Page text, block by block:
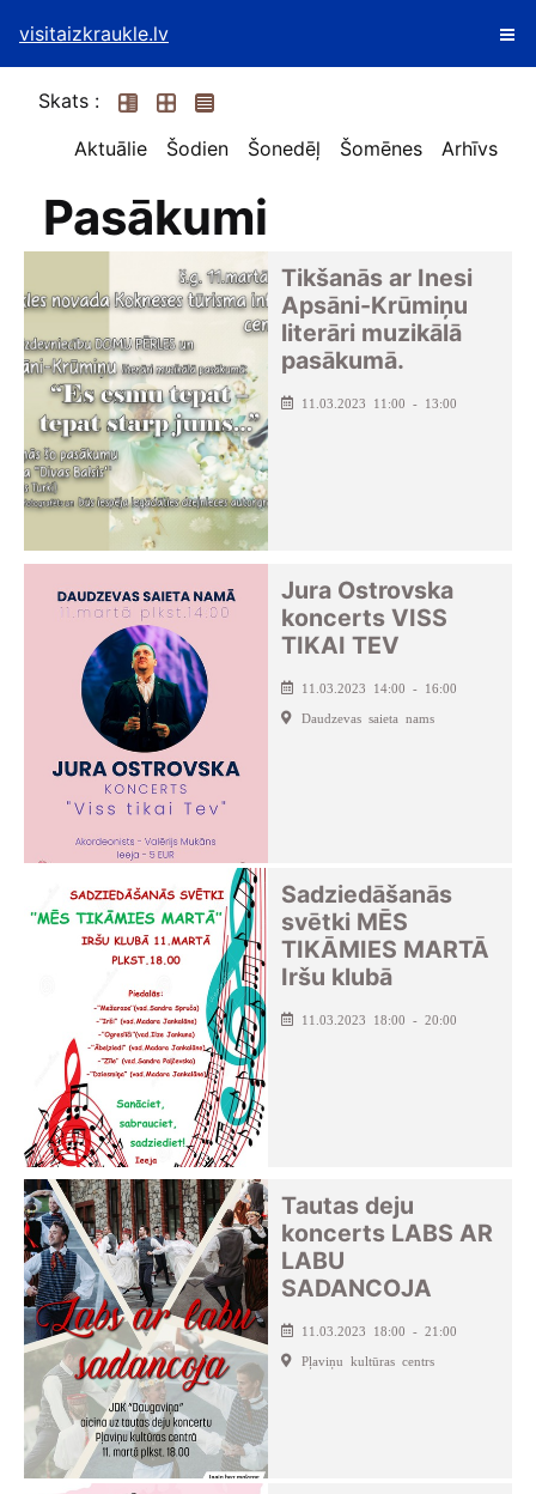
visitaizkraukle.lv
Skats :
Aktuālie
Šodien Šonedēļ Šomēnes Arhīvs
Pasākumi
Tikšanās ar Inesi
Apsāni-Krūmiņu
literāri muzikālā
pasākumā.
11.03.2023 11:00 - 13:00
Jura Ostrovska
koncerts VISS
TIKAI TEV
11.03.2023 14:00 - 16:00
Daudzevas saieta nams
Sadziedāšanās
svētki MĒS
TIKĀMIES MARTĀ
Iršu klubā
11.03.2023 18:00 - 20:00
Tautas deju
koncerts LABS AR
LABU
SADANCOJA
11.03.2023 18:00 - 21:00
Pļaviņu kultūras centrs